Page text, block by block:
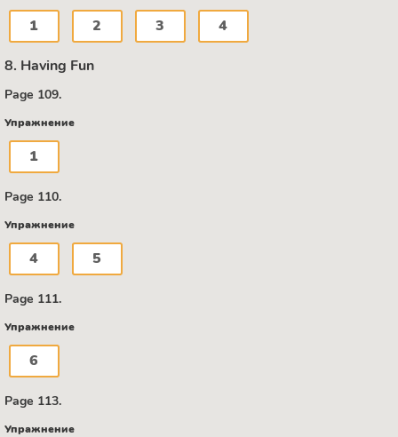
1 2 3 4
8. Having Fun
Page 109.
Упражнение
1
Page 110.
Упражнение
4 5
Page 111.
Упражнение
6
Page 113.
Упражнение